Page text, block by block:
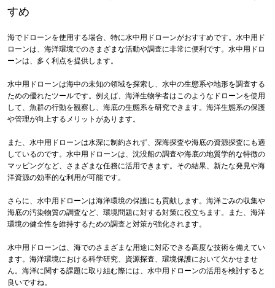
すめ
海でドローンを使用する場合、特に水中用ドローンがおすすめです。水中用ド
ローンは、海洋環境でのさまざまな活動や調査に非常に便利です。水中用ドロ
ーンは、多く利点を提供します。
水中用ドローンは海中の未知の領域を探索し、水中の生態系や地形を調査する
ための優れたツールです。例えば、海洋生物学者はこのようなドローンを使用
して、魚群の行動を観察し、海底の生態系を研究できます。海洋生態系の保護
や管理が向上するメリットがあります。
また、水中用ドローンは水深に制約されず、深海探査や海底の資源探査にも適
しているのです。水中用ドローンは、沈没船の調査や海底の地質学的な特徴の
マッピングなど、さまざまな任務に活用できます。その結果、新たな発見や海
洋資源の効率的な利用が可能です。
さらに、水中用ドローンは海洋環境の保護にも貢献します。海洋ごみの収集や
海底の汚染物質の調査など、環境問題に対する対策に役立ちます。また、海洋
環境の健全性を維持するための調査と対策が強化されます。
水中用ドローンは、海でのさまざまな用途に対応できる高度な技術を備えてい
ます。海洋環境における科学研究、資源探査、環境保護において欠かせませ
ん。海洋に関する課題に取り組む際には、水中用ドローンの活用を検討すると
良いですね。